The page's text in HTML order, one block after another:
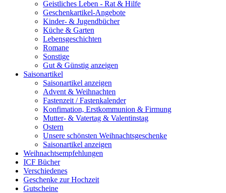
Geistliches Leben - Rat & Hilfe
Geschenkartikel-Angebote
Kinder- & Jugendbücher
Küche & Garten
Lebensgeschichten
Romane
Sonstige
Gut & Günstig anzeigen
Saisonartikel
Saisonartikel anzeigen
Advent & Weihnachten
Fastenzeit / Fastenkalender
Konfimation, Erstkommunion & Firmung
Mutter- & Vatertag & Valentinstag
Ostern
Unsere schönsten Weihnachtsgeschenke
Saisonartikel anzeigen
Weihnachtsempfehlungen
ICF Bücher
Verschiedenes
Geschenke zur Hochzeit
Gutscheine